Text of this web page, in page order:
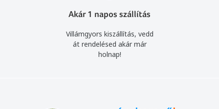
Akár 1 napos szállítás
Villámgyors kiszállítás, vedd
át rendelésed akár már
holnap!